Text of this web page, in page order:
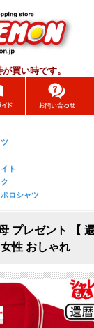
買い時です。______
ト
ポロシャツ
プレゼント 【
性 おしゃれ